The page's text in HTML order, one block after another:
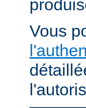
Vous